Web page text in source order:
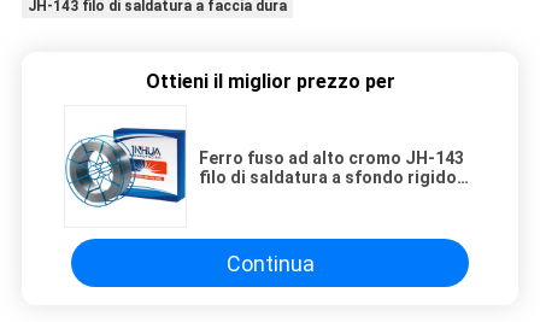
JH-143 filo di saldatura a faccia dura
Ottieni il miglior prezzo per
Ferro fuso ad alto cromo JH-143
filo di saldatura a sfondo rigido
Continua